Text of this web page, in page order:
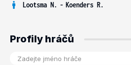
Lootsma N. - Koenders R.
Profily hráčů